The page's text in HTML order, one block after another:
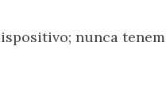
nunca